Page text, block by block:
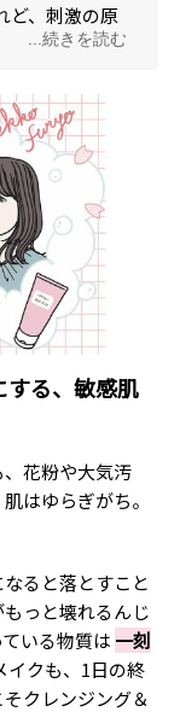
ど、刺激の原
クも1日の終わ
...続きを読む
する、敏感肌
花粉や大気汚
はゆらぎがち。
ると落とすこと
っと壊れるんじ
いる物質は 一刻
イクも、1日の終
クレンジング＆